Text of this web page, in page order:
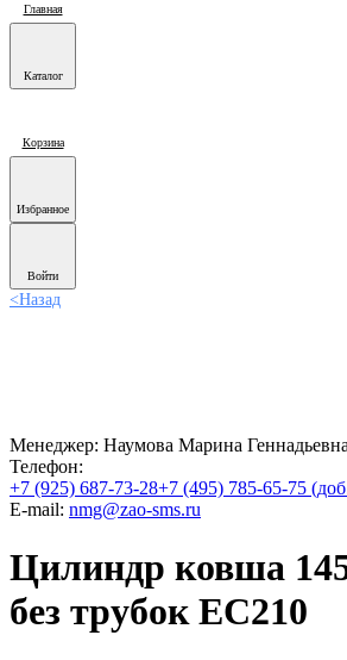
Главная
Каталог
Корзина
Избранное
Войти
<Назад
Менеджер: Наумова Марина Геннадьевна
Телефон:
+7 (925) 687-73-28+7 (495) 785-65-75
E-mail: nmg@zao-sms.ru
Цилиндр ковша
без трубок EC210